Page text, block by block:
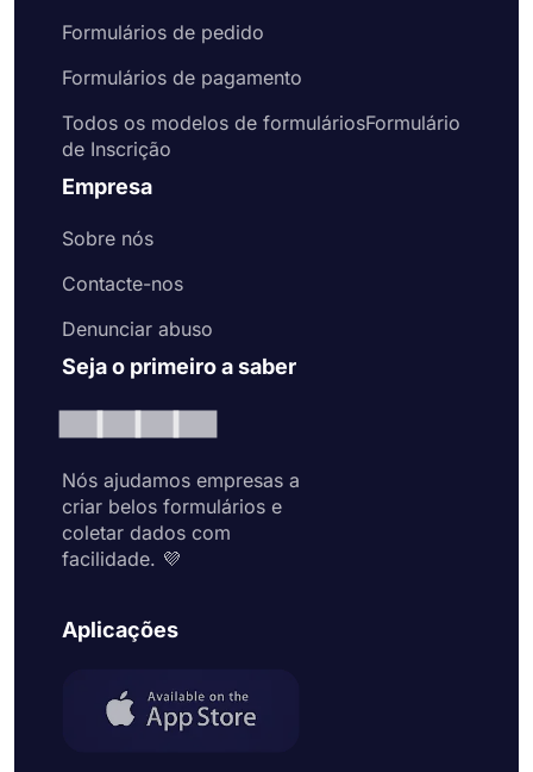
Formulários de pedido
Formulários de pagamento
Todos os modelos de formuláriosFormulário
de Inscrição
Empresa
Sobre nós
Contacte-nos
Denunciar abuso
Seja o primeiro a saber
Nós ajudamos empresas a
criar belos formulários e
coletar dados com
facilidade. 💜
Aplicações